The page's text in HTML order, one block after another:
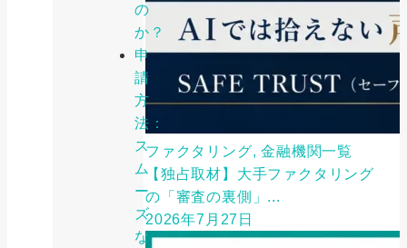
の
か？
申
請
方
法：
ス
ム
ー
ズ
な
ファクタリング, 金融機関一覧
【独占取材】大手ファクタリング
の「審査の裏側」...
2026年7月27日